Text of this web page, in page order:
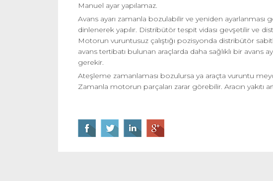
Manuel ayar yapılamaz.
Avans ayarı zamanla bozulabilir ve yeniden ayarlanması
dinlenerek yapılır. Distribütör tespit vidası gevşetilir ve
Motorun vuruntusuz çalıştığı pozisyonda distribütör
avans tertibatı bulunan araçlarda daha sağlıklı bir avans
gerekir.
Ateşleme zamanlaması bozulursa ya araçta vuruntu
Zamanla motorun parçaları zarar görebilir. Aracın yakıtı